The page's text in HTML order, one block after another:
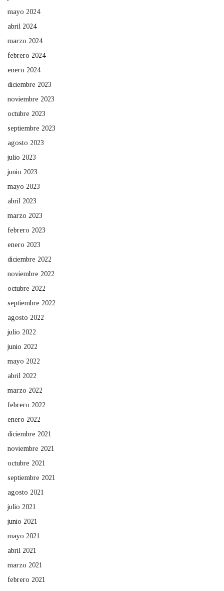
mayo 2024
abril 2024
marzo 2024
febrero 2024
enero 2024
diciembre 2023
noviembre 2023
octubre 2023
septiembre 2023
agosto 2023
julio 2023
junio 2023
mayo 2023
abril 2023
marzo 2023
febrero 2023
enero 2023
diciembre 2022
noviembre 2022
octubre 2022
septiembre 2022
agosto 2022
julio 2022
junio 2022
mayo 2022
abril 2022
marzo 2022
febrero 2022
enero 2022
diciembre 2021
noviembre 2021
octubre 2021
septiembre 2021
agosto 2021
julio 2021
junio 2021
mayo 2021
abril 2021
marzo 2021
febrero 2021